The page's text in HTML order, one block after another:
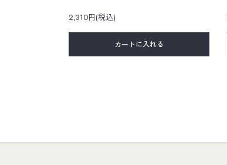
2,310円(税込)
カートに入れる